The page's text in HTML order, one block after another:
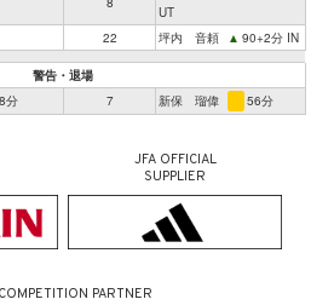
UT
22
坪内 音頼 ▲ 90+2分 IN
警告・退場
分 7 新保 瑠偉 56分
JFA OFFICIAL
SUPPLIER
PARTNER